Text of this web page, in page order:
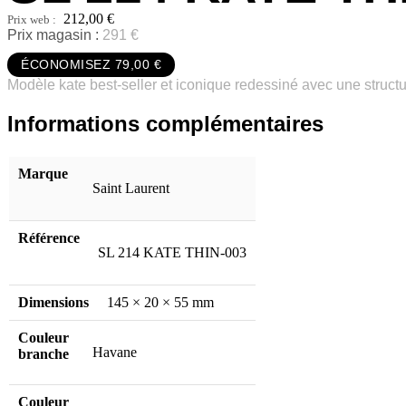
212,00 €
Prix magasin : 291 €
ÉCONOMISEZ 79,00 €
Modèle kate best-seller et iconique redessiné avec une
Informations complémentaires
Référence
SL 214 KATE THIN-003
Dimensions 145 × 20 × 55 mm
Couleur
branche
Havane
Couleur
Marque
Saint Laurent